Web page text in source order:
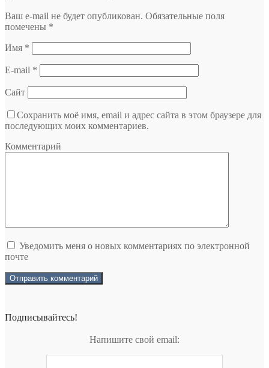
Ваш e-mail не будет опубликован. Обязательные поля
помечены *
Имя *
E-mail *
Сайт
Сохранить моё имя, email и адрес сайта в этом браузере для
последующих моих комментариев.
Комментарий
Уведомить меня о новых комментариях по электронной
почте
Подписывайтесь!
Напишите свой email: